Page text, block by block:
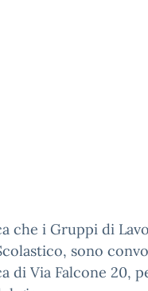
che i Gruppi di
sono
di Via Falcone 20,